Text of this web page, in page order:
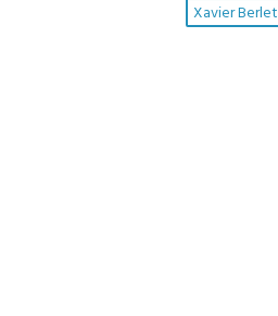
Xavier Berlet